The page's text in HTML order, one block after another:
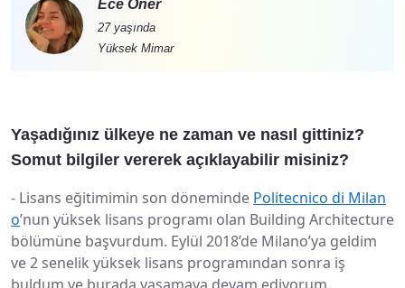
Ece Öner
27 yaşında
Yüksek Mimar
Yaşadığınız ülkeye ne zaman ve nasıl gittiniz?
Somut bilgiler vererek açıklayabilir misiniz?
- Lisans eğitimimin son döneminde Politecnico di Milan
o’nun yüksek lisans programı olan Building Architecture
bölümüne başvurdum. Eylül 2018’de Milano’ya geldim
ve 2 senelik yüksek lisans programından sonra iş
buldum ve burada yaşamaya devam ediyorum.